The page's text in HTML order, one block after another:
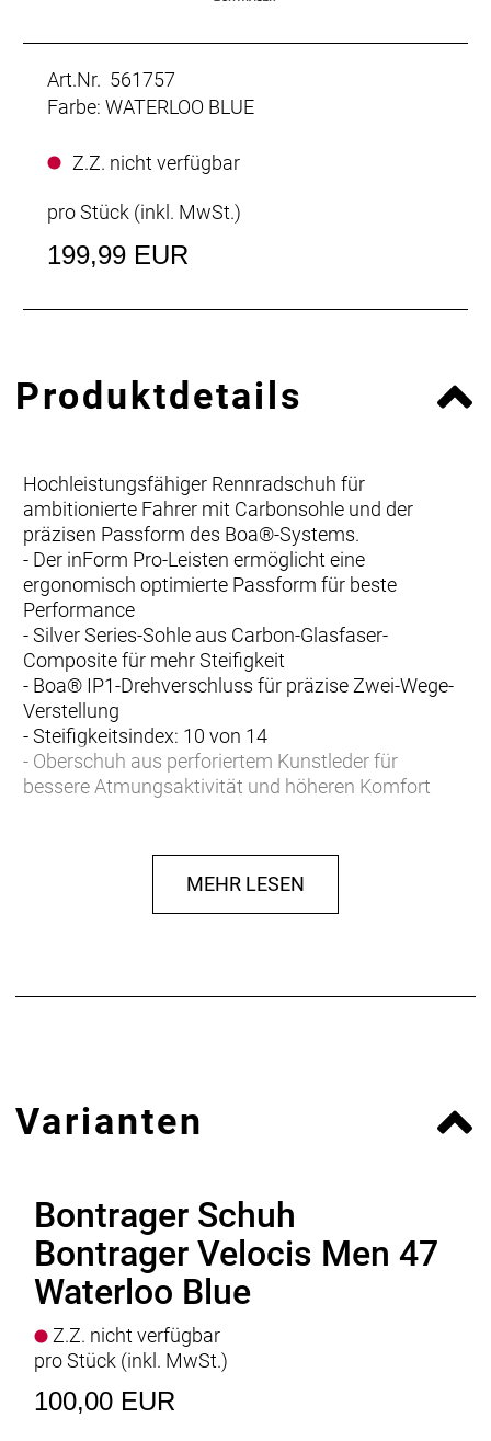
Art.Nr. 561757
Farbe: WATERLOO BLUE
Z.Z. nicht verfügbar
pro Stück (inkl. MwSt.)
199,99 EUR
Produktdetails
Hochleistungsfähiger Rennradschuh für
ambitionierte Fahrer mit Carbonsohle und der
präzisen Passform des Boa®-Systems.
- Der inForm Pro-Leisten ermöglicht eine
ergonomisch optimierte Passform für beste
Performance
- Silver Series-Sohle aus Carbon-Glasfaser-
Composite für mehr Steifigkeit
- Boa® IP1-Drehverschluss für präzise Zwei-Wege-
Verstellung
- Steifigkeitsindex: 10 von 14
- Oberschuh aus perforiertem Kunstleder für
bessere Atmungsaktivität und höheren Komfort
100% Polyester
- Fasergehalt (Sohle): Carbon-Verbundstoff
- Fasergehalt (oben): 57% Polyurethan, 32% Nylon,
MEHR LESEN
Varianten
Bontrager Schuh
Bontrager Velocis Men 47
Waterloo Blue
Z.Z. nicht verfügbar
pro Stück (inkl. MwSt.)
100,00 EUR